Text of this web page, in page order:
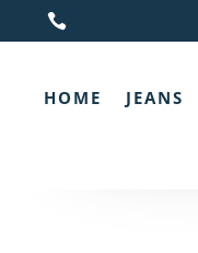

HOME JEANS